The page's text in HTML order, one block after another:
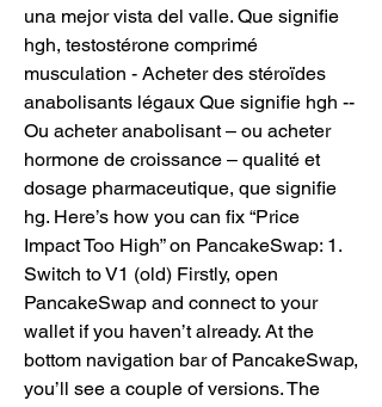
una mejor vista del valle. Que signifie
hgh, testostérone comprimé
musculation - Acheter des stéroïdes
anabolisants légaux Que signifie hgh --
Ou acheter anabolisant – ou acheter
hormone de croissance – qualité et
dosage pharmaceutique, que signifie
hg. Here’s how you can fix “Price
Impact Too High” on PancakeSwap: 1.
Switch to V1 (old) Firstly, open
PancakeSwap and connect to your
wallet if you haven’t already. At the
bottom navigation bar of PancakeSwap,
you’ll see a couple of versions. The